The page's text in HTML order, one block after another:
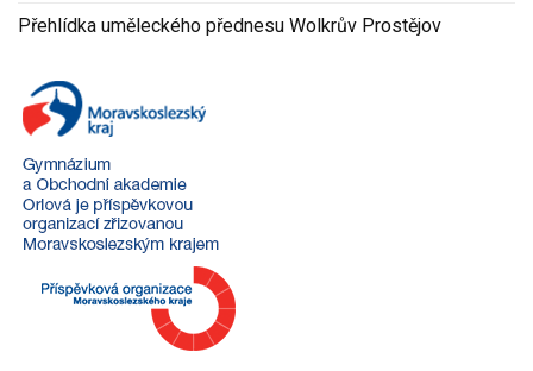
Přehlídka uměleckého přednesu Wolkrův Prostějov